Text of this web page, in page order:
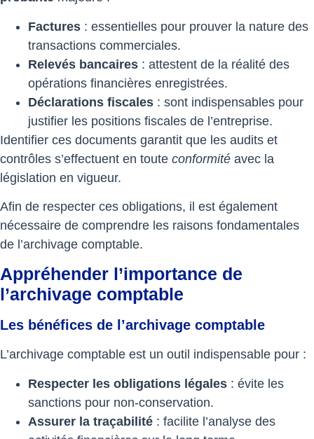
Factures : essentielles pour prouver la nature des
transactions commerciales.
Relevés bancaires : attestent de la réalité des
opérations financières enregistrées.
Déclarations fiscales : sont indispensables pour
justifier les positions fiscales de l’entreprise.
Identifier ces documents garantit que les audits et
contrôles s’effectuent en toute conformité avec la
législation en vigueur.
Afin de respecter ces obligations, il est également
nécessaire de comprendre les raisons fondamentales
de l’archivage comptable.
Appréhender l’importance de
l’archivage comptable
Les bénéfices de l’archivage comptable
L’archivage comptable est un outil indispensable pour :
Respecter les obligations légales : évite les
sanctions pour non-conservation.
Assurer la traçabilité : facilite l’analyse des